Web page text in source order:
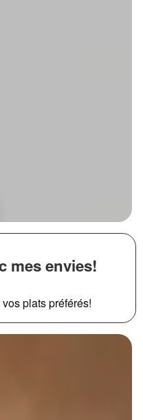
mes envies!
plats préférés!